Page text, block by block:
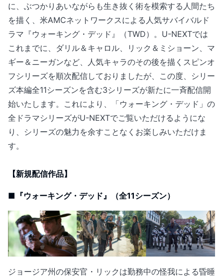
に、ぶつかりあいながらも生き抜く術を模索する人間たち
を描く、米AMCネットワークスによる人気サバイバルド
ラマ『ウォーキング・デッド』（TWD）。U-NEXTでは
これまでに、ダリル＆キャロル、リック＆ミショーン、マ
ギー＆ニーガンなど、人気キャラのその後を描くスピンオ
フシリーズを順次配信しておりましたが、この度、シリー
ズ本編全11シーズンを含む3シリーズが新たに一斉配信開
始いたします。これにより、「ウォーキング・デッド」の
全ドラマシリーズがU-NEXTでご覧いただけるようにな
り、シリーズの魅力を余すことなくお楽しみいただけま
す。
【新規配信作品】
■『ウォーキング・デッド』（全11シーズン）
ジョージア州の保安官・リックは勤務中の怪我による昏睡